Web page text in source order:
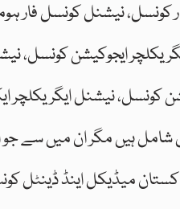
کونسل، نیشنل کونسل فار
ایجوکیشن کونسل،
کونسل، نیشنل ایگریکلچر
شامل ہیں مگر ان میں سے
میڈیکل اینڈ ڈینٹل